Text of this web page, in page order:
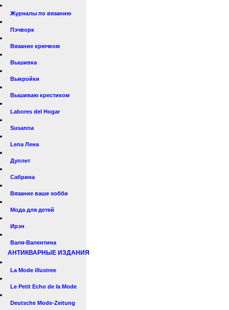
Журналы по вязанию
Пэчворк
Вязание крючком
Вышивка
Выкройки
Вышиваю крестиком
Labores del Hogar
Susanna
Lena Лена
Дуплет
Сабрина
Вязание ваше хобби
Мода для детей
Ирэн
Валя-Валентина
АНТИКВАРНЫЕ ИЗДАНИЯ
La Mode illustree
Le Petit Echo de la Mode
Deutsche Mode-Zeitung